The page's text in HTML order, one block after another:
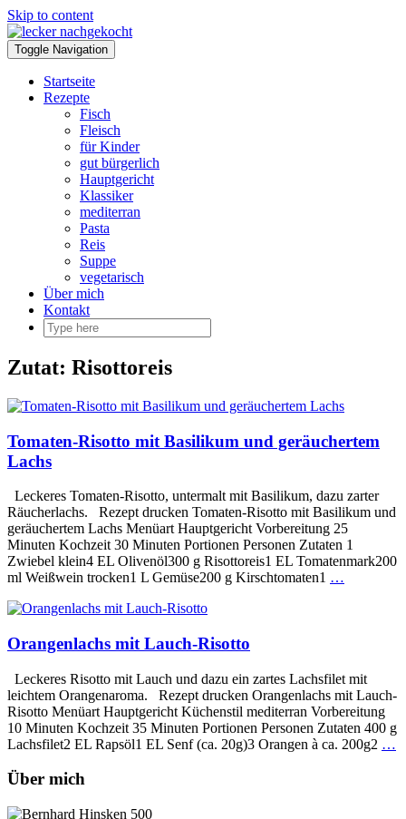
Skip to content
Toggle Navigation
Startseite
Rezepte
Fisch
Fleisch
für Kinder
gut bürgerlich
Hauptgericht
Klassiker
mediterran
Pasta
Reis
Suppe
vegetarisch
Über mich
Kontakt
Zutat: Risottoreis
Tomaten-Risotto mit Basilikum und geräuchertem
Lachs
Leckeres Tomaten-Risotto, untermalt mit Basilikum, dazu zarter
Räucherlachs. Rezept drucken Tomaten-Risotto mit Basilikum und
geräuchertem Lachs Menüart Hauptgericht Vorbereitung 25
Minuten Kochzeit 30 Minuten Portionen Personen Zutaten 1
Zwiebel klein4 EL Olivenöl300 g Risottoreis1 EL Tomatenmark200
ml Weißwein trocken1 L Gemüse200 g Kirschtomaten1 …
Orangenlachs mit Lauch-Risotto
Leckeres Risotto mit Lauch und dazu ein zartes Lachsfilet mit
leichtem Orangenaroma. Rezept drucken Orangenlachs mit Lauch-
Risotto Menüart Hauptgericht Küchenstil mediterran Vorbereitung
10 Minuten Kochzeit 35 Minuten Portionen Personen Zutaten 400 g
Lachsfilet2 EL Rapsöl1 EL Senf (ca. 20g)3 Orangen à ca. 200g2 …
Über mich